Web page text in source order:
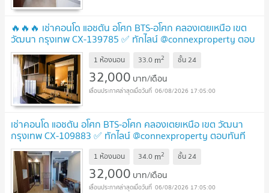
🔥🔥🔥 เช่าคอนโด แอชตัน อโศก BTS-อโศก คลองเตยเหนือ เขต
วัฒนา กรุงเทพ CX-139785 ✅ ทักไลน์ @connexproperty ตอบ
ทันที ทีมงานมืออาชีพ ✅ 🔥🔥🔥
1 ห้องนอน 33.0 m2 ชั้น24
32,000 บาท/เดือน
06/08/2026 17:05:00
เช่าคอนโด แอชตัน อโศก BTS-อโศก คลองเตยเหนือ เขต วัฒนา
กรุงเทพ CX-109883 ✅ ทักไลน์ @connexproperty ตอบทันที
ทีมงานมืออาชีพ ✅
1 ห้องนอน 34.0 m2 ชั้น24
32,000 บาท/เดือน
06/08/2026 17:05:00